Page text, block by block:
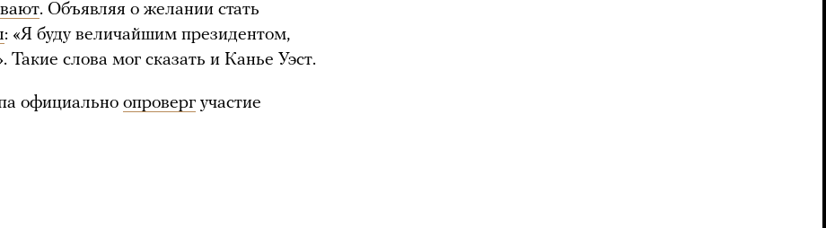
. Объявляя о желании стать
: «Я буду величайшим президентом,
слова мог сказать и Канье Уэст.
официально опроверг участие